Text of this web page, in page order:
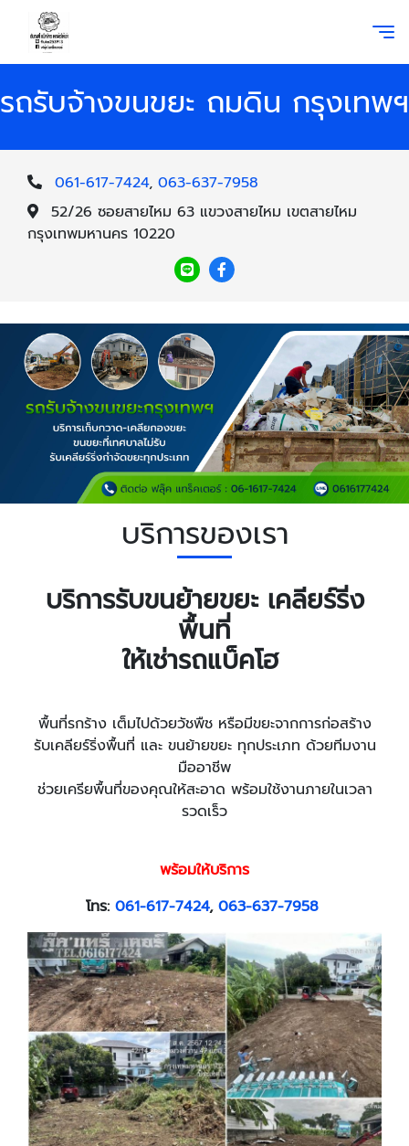
รถรับจ้างขนขยะ ถมดิน กรุงเทพฯ
061-617-7424, 063-637-7958
52/26 ซอยสายไหม 63 แขวงสายไหม เขตสายไหม
กรุงเทพมหานคร 10220
บริการของเรา
บริการรับขนย้ายขยะ เคลียร์ริ่ง
พื้นที่
ให้เช่ารถแบ็คโฮ
พื้นที่รกร้าง เต็มไปด้วยวัชพืช หรือมีขยะจากการก่อสร้าง
รับเคลียร์ริ่งพื้นที่ และ ขนย้ายขยะ ทุกประเภท ด้วยทีมงาน
มืออาชีพ
ช่วยเครียพื้นที่ของคุณให้สะอาด พร้อมใช้งานภายในเวลา
รวดเร็ว
พร้อมให้บริการ
โทร: 061-617-7424, 063-637-7958